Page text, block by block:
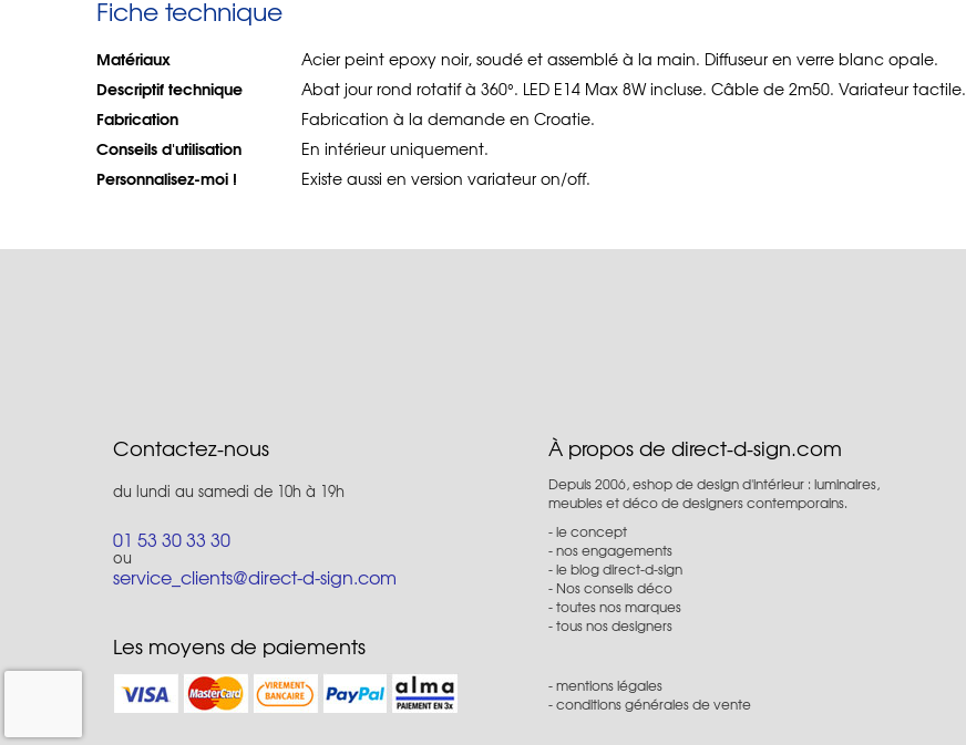
Fiche technique
Matériaux Acier peint epoxy noir, soudé et assemblé à la main. Diffuseur en verre blanc opale.
Descriptif technique Abat jour rond rotatif à 360°. LED E14 Max 8W incluse. Câble de 2m50. Variateur tactile.
Fabrication Fabrication à la demande en Croatie.
Conseils d'utilisation En intérieur uniquement.
Personnalisez-moi ! Existe aussi en version variateur on/off.
Contactez-nous
du lundi au samedi de 10h à 19h
01 53 30 33 30
ou
service_clients@direct-d-sign.com
Les moyens de paiements
À propos de direct-d-sign.com
Depuis 2006, eshop de design d'intérieur : luminaires,
meubles et déco de designers contemporains.
le concept
nos engagements
le blog direct-d-sign
Nos conseils déco
toutes nos marques
tous nos designers
mentions légales
conditions générales de vente